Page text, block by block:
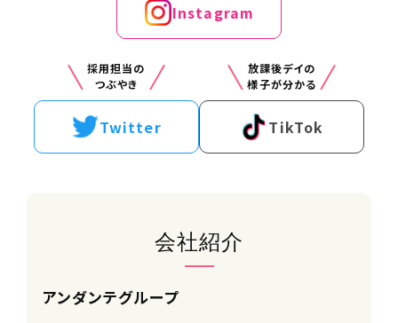
・インセンティブ
雇用形態
正社員
週平均想定労働時間：32時間
※残業はほとんどありません。
い。
Instagram
採用担当の
つぶやき
Twitter
放課後デイの
様子が分かる
TikTok
会社紹介
アンダンテグループ